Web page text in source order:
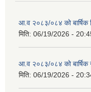
आ.व २०८३/०८४ को बार्षिक
मिति: 06/19/2026 -
आ.व २०८३/०८४ को बार्षिक
मिति: 06/19/2026 -